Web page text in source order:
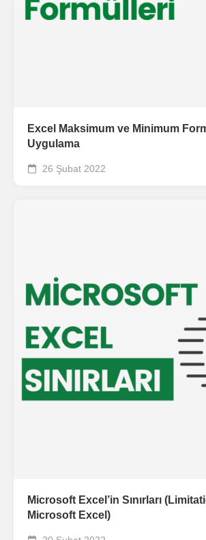
Excel Maksimum ve Minimum
Uygulama
26 Şubat 2022
Microsoft Excel’in Sınırları
Microsoft Excel)